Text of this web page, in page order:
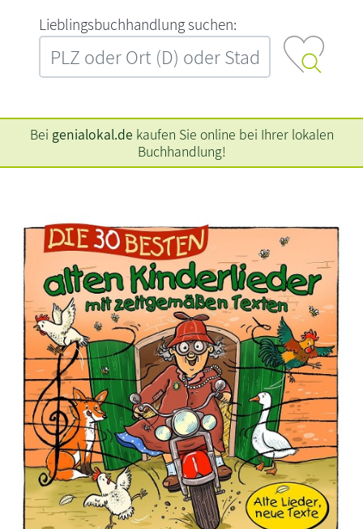
L‍i‍e‍b‍l‍i‍n‍g‍s‍b‍u‍c‍h‍h‍a‍n‍d‍l‍u‍n‍g‍ ‍s‍u‍c‍h‍e‍n‍:‍
Bei genialokal.de kaufen Sie online bei Ihrer lokalen
Buchhandlung!